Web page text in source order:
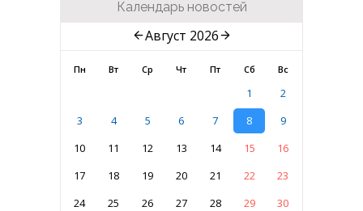
Календарь новостей
Август 2026
Пн Вт Ср Чт Пт Сб Вс
1
2
3
4 5 6 7 8
9
10
11 12 13 14 15
16
17
18 19 20 21 22
23
24
25 26 27 28 29
30